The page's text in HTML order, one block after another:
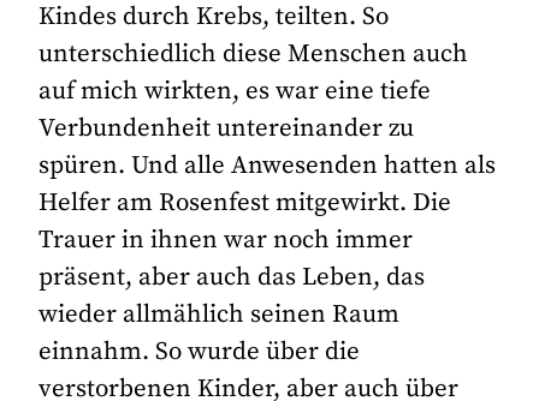
Kindes durch Krebs, teilten. So
unterschiedlich diese Menschen auch
auf mich wirkten, es war eine tiefe
Verbundenheit untereinander zu
spüren. Und alle Anwesenden hatten als
Helfer am Rosenfest mitgewirkt. Die
Trauer in ihnen war noch immer
präsent, aber auch das Leben, das
wieder allmählich seinen Raum
einnahm. So wurde über die
verstorbenen Kinder, aber auch über